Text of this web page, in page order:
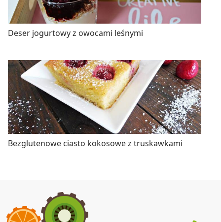
Deser jogurtowy z owocami leśnymi
Bezglutenowe ciasto kokosowe z truskawkami